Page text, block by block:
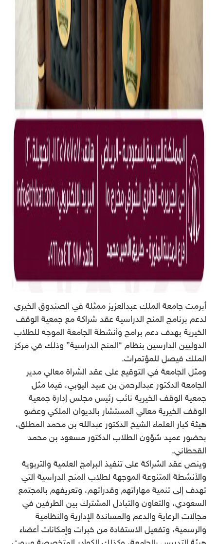
أبرمت جامعة الملك عبدالعزيز ممثلة في الصندوق الخيري
لدعم برنامج المنح الدراسية عقد شراكة مع جمعية الوقف
الخيرية بهدف دعم برامج وأنشطة الجامعة الموجه للطلاب
الدوليين الدارسين بنظام “المنح الدراسية” وذلك في مركز
الملك فيصل للمؤتمرات.
ومثل الجامعة في التوقيع على عقد الشراة معالي مدير
الجامعة الدكتور عبدالرحمن بن عبيد اليوبي، فيما مثل
جمعية الوقف الخيرية نائب رئيس مجلس إدارة جمعية
الوقف الخيرية معالي المستشار بالديوان الملكي وعضو
هيئة كبار العلماء الشيخ الدكتور عبدالله بن محمد المطلق،
بحضور عميد شؤون الطلاب الدكتور مسعود بن محمد
القحطاني.
وينص عقد الشراكة على تنفيذ البرامج العلمية والتربوية
والأنشطة المتنوعة الموجهة لطلاب المنح الدراسية التي
تهدف إلى تنمية مهاراتهم وقدراتهم، وتعريفهم بالمجتمع
السعودي، والتعاون والتبادل المشترك بين الطرفين في
مجالات الرعاية والدعم والمساندة الإدارية والنظامية
والرسمية، وتفعيل الاستفادة من خبرات وإمكانات أعضاء